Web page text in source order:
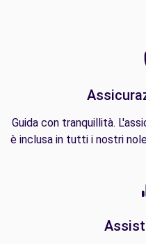
Guida con tranquillità.
è inclusa in tutti i nostri